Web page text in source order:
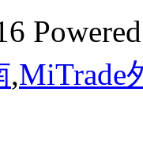
,MiTrade